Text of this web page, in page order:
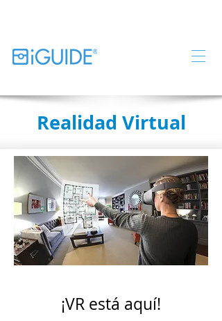
Realidad Virtual
¡VR está aquí!